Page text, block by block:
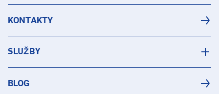
KONTAKTY
SLUŽBY
BLOG